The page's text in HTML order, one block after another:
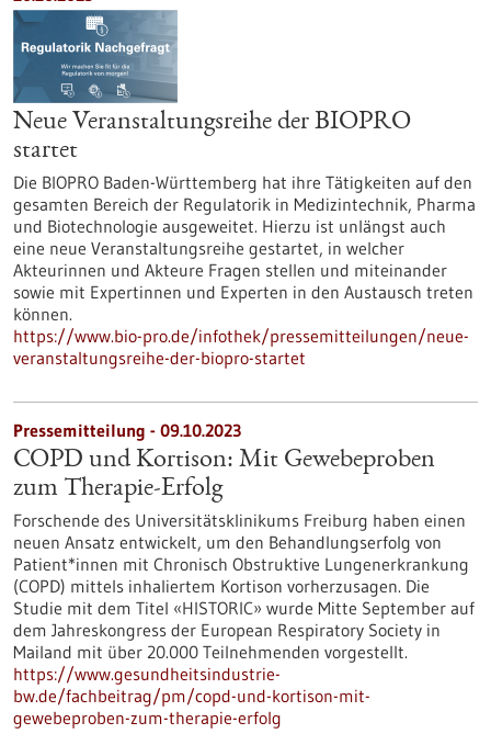
Neue Veranstaltungsreihe der BIOPRO
startet
Die BIOPRO Baden-Württemberg hat ihre Tätigkeiten auf den
gesamten Bereich der Regulatorik in Medizintechnik, Pharma
und Biotechnologie ausgeweitet. Hierzu ist unlängst auch
eine neue Veranstaltungsreihe gestartet, in welcher
Akteurinnen und Akteure Fragen stellen und miteinander
sowie mit Expertinnen und Experten in den Austausch treten
können.
https://www.bio-pro.de/infothek/pressemitteilungen/neue-
veranstaltungsreihe-der-biopro-startet
Pressemitteilung - 09.10.2023
COPD und Kortison: Mit Gewebeproben
zum Therapie-Erfolg
Forschende des Universitätsklinikums Freiburg haben einen
neuen Ansatz entwickelt, um den Behandlungserfolg von
Patient*innen mit Chronisch Obstruktive Lungenerkrankung
(COPD) mittels inhaliertem Kortison vorherzusagen. Die
Studie mit dem Titel «HISTORIC» wurde Mitte September auf
dem Jahreskongress der European Respiratory Society in
Mailand mit über 20.000 Teilnehmenden vorgestellt.
https://www.gesundheitsindustrie-
bw.de/fachbeitrag/pm/copd-und-kortison-mit-
gewebeproben-zum-therapie-erfolg